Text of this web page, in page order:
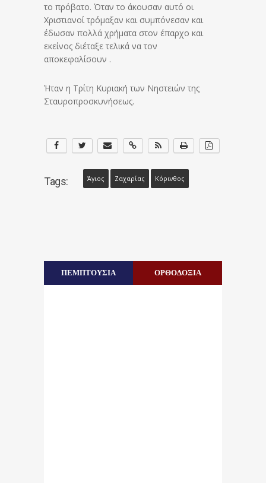
το πρόβατο. Όταν το άκουσαν αυτό οι
Χριστιανοί τρόμαξαν και συμπόνεσαν και
έδωσαν πολλά χρήματα στον έπαρχο και
εκείνος διέταξε τελικά να τον
αποκεφαλίσουν .
Ήταν η Τρίτη Κυριακή των Νηστειών της
Σταυροπροσκυνήσεως.
Tags: Άγιος Ζαχαρίας Κόρινθος
ΠΕΜΠΤΟΥΣΙΑ ΟΡΘΟΔΟΞΙΑ